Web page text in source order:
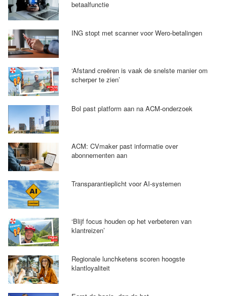
betaalfunctie
ING stopt met scanner voor Wero-betalingen
‘Afstand creëren is vaak de snelste manier om
scherper te zien’
Bol past platform aan na ACM-onderzoek
ACM: CVmaker past informatie over
abonnementen aan
Transparantieplicht voor AI-systemen
‘Blijf focus houden op het verbeteren van
klantreizen’
Regionale lunchketens scoren hoogste
klantloyaliteit